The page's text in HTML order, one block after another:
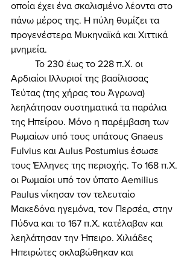
οποία έχει ένα σκαλισμένο λέοντα στο
πάνω μέρος της. H πύλη θυμίζει τα
προγενέστερα Μυκηναϊκά και Χιττικά
μνημεία.
Αρδιαίοι Ιλλυριοί της βασίλισσας
Τεύτας (της χήρας του Άγρωνα)
λεηλάτησαν συστηματικά τα παράλια
της Ηπείρου. Μόνο η παρέμβαση των
Ρωμαίων υπό τους υπάτους Gnaeus
Fulvius και Aulus Postumius έσωσε
τους Έλληνες της περιοχής. To 168 π.Χ.
οι Ρωμαίοι υπό τον ύπατο Aemilius
Paulus νίκησαν τον τελευταίο
Μακεδόνα ηγεμόνα, τον Περσέα, στην
Πύδνα και το 167 π.Χ. κατέλαβαν και
λεηλάτησαν την Ήπειρο. Χιλιάδες
Ηπειρώτες σκλαβώθηκαν και